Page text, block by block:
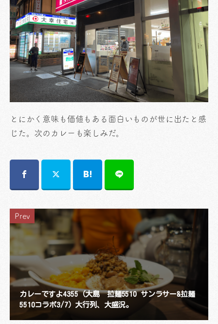
とにかく意味も価値もある面白いものが世に出たと感
じた。次のカレーも楽しみだ。
Prev
カレーですよ4355（大島 拉麺5510 サンラサー&拉麺
5510コラボ3/7）大行列、大盛況。